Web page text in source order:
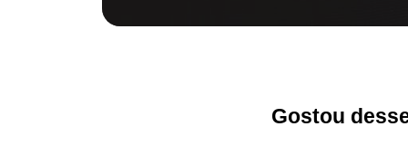
Gostou